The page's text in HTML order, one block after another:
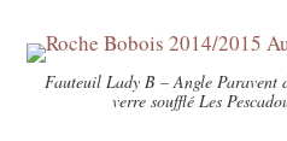
Fauteuil Lady B – Angle Paravent
verre soufflé Les